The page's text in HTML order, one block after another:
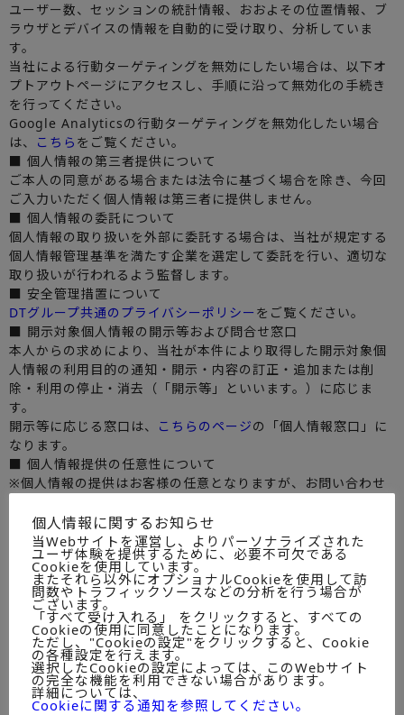
ユーザー数、セッションの統計情報、おおよその位置情報、ブ
ラウザとデバイスの情報を自動的に受け取り、分析していま
す。
当社による行動ターゲティングを無効にしたい場合は、以下オ
プトアウトページにアクセスし、手順に沿って無効化の手続き
を行ってください。
Google Analyticsの行動ターゲティングを無効化したい場合
は、
こちら をご覧ください。
■ 個人情報の第三者提供について
ご本人の同意がある場合または法令に基づく場合を除き、今回
ご入力いただく個人情報は第三者に提供しません。
■ 個人情報の委託について
個人情報の取り扱いを外部に委託する場合は、当社が規定する
個人情報管理基準を満たす企業を選定して委託を行い、適切な
取り扱いが行われるよう監督します。
■ 安全管理措置について
DTグループ共通のプライバシーポリシー をご覧ください。
■ 開示対象個人情報の開示等および問合せ窓口
本人からの求めにより、当社が本件により取得した開示対象個
人情報の利用目的の通知・開示・内容の訂正・追加または削
除・利用の停止・消去（「開示等」といいます。）に応じま
す。
開示等に応じる窓口は、
こちらのページの「個人情報窓口」に
なります。
■ 個人情報提供の任意性について
※個人情報の提供はお客様の任意となりますが、お問い合わせ
には、ご依頼に対し対応できないことがありますので予めご了
承ください。
※貴社名
※ご所属の部署
個人情報に関するお知らせ
当Webサイトを運営し、よりパーソナライズされた
ユーザ体験を提供するために、必要不可欠である
Cookieを使用しています。
またそれら以外にオプショナルCookieを使用して訪
問数やトラフィックソースなどの分析を行う場合が
ございます。
「すべて受け入れる」 をクリックすると、すべての
Cookieの使用に同意したことになります。
ただし、"Cookieの設定"をクリックすると、Cookie
の各種設定を行えます。
選択したCookieの設定によっては、このWebサイト
の完全な機能を利用できない場合があります。
詳細については、
Cookieに関する通知を参照してください。